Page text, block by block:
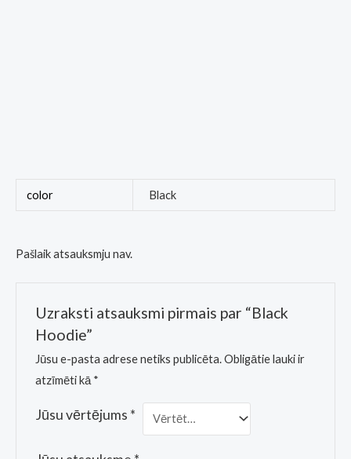
color Black
Pašlaik atsauksmju nav.
Uzraksti atsauksmi pirmais par “Black
Hoodie”
Jūsu e-pasta adrese netiks publicēta.Obligātie lauki ir
atzīmēti kā *
Jūsu vērtējums *